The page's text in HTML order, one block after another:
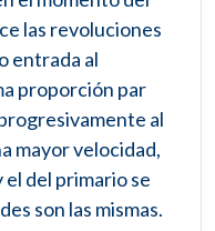
las revoluciones
entrada al
proporción par
al
mayor velocidad,
del primario se
son las mismas.